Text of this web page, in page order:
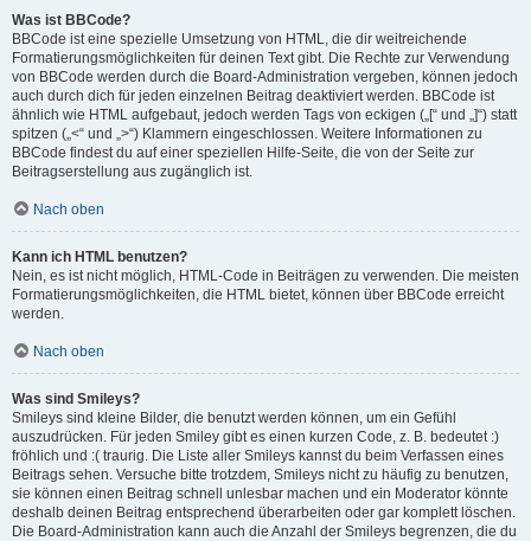
Was ist BBCode?
BBCode ist eine spezielle Umsetzung von HTML, die dir weitreichende
Formatierungsmöglichkeiten für deinen Text gibt. Die Rechte zur Verwendung
von BBCode werden durch die Board-Administration vergeben, können jedoch
auch durch dich für jeden einzelnen Beitrag deaktiviert werden. BBCode ist
ähnlich wie HTML aufgebaut, jedoch werden Tags von eckigen („[“ und „]“) statt
spitzen („<“ und „>“) Klammern eingeschlossen. Weitere Informationen zu
BBCode findest du auf einer speziellen Hilfe-Seite, die von der Seite zur
Beitragserstellung aus zugänglich ist.
Nach oben
Kann ich HTML benutzen?
Nein, es ist nicht möglich, HTML-Code in Beiträgen zu verwenden. Die meisten
Formatierungsmöglichkeiten, die HTML bietet, können über BBCode erreicht
werden.
Nach oben
Was sind Smileys?
Smileys sind kleine Bilder, die benutzt werden können, um ein Gefühl
auszudrücken. Für jeden Smiley gibt es einen kurzen Code, z. B. bedeutet :)
fröhlich und :( traurig. Die Liste aller Smileys kannst du beim Verfassen eines
Beitrags sehen. Versuche bitte trotzdem, Smileys nicht zu häufig zu benutzen,
sie können einen Beitrag schnell unlesbar machen und ein Moderator könnte
deshalb deinen Beitrag entsprechend überarbeiten oder gar komplett löschen.
Die Board-Administration kann auch die Anzahl der Smileys begrenzen, die du